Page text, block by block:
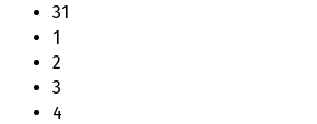
31
1
2
3
4